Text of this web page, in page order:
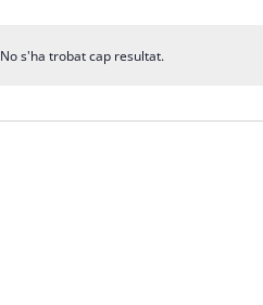
Avís
No s'ha trobat cap resultat.